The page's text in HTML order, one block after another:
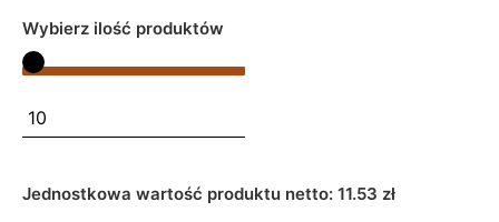
Wybierz ilość produktów
Jednostkowa wartość produktu netto: 11.53 zł